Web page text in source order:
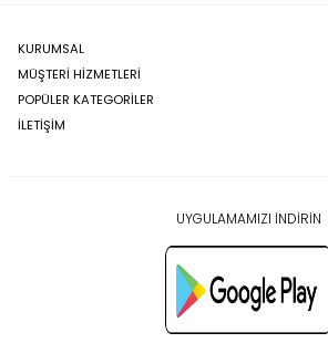
KURUMSAL
MÜŞTERI HIZMETLERI
POPÜLER KATEGORILER
İLETİŞİM
UYGULAMAMIZI İNDİRİN